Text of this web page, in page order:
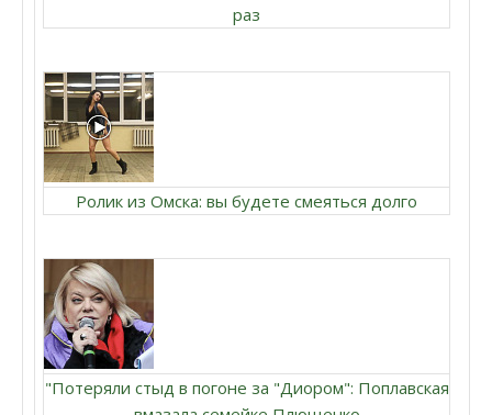
раз
Ролик из Омска: вы будете смеяться долго
"Потеряли стыд в погоне за "Диором": Поплавская